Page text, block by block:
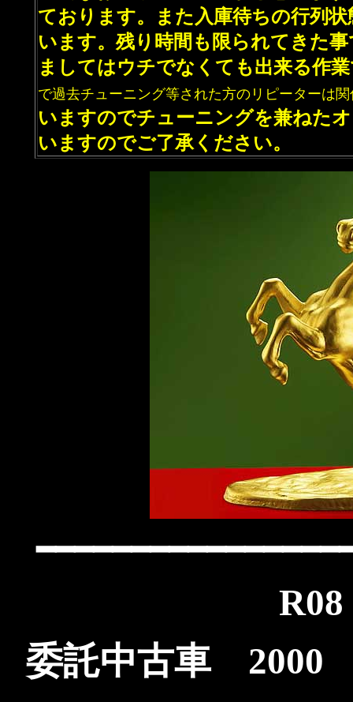
ております。また入庫待ちの行列
います。残り時間も限られてきた
ましてはウチでなくても出来る作
で過去チューニング等された方のリピーターは
いますのでチューニングを兼ねた
いますのでご了承ください。
委託中古車 2000